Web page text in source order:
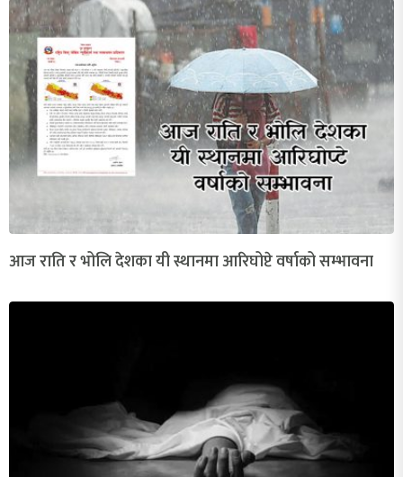
आज राति र भोलि देशका यी स्थानमा आरिघोप्टे वर्षाको सम्भावना